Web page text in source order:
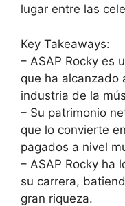
lugar entre las
Key Takeaways:
– ASAP Rocky es
que ha alcanzado
industria de la
– Su patrimonio
que lo convierte
pagados a nivel
– ASAP Rocky ha
su carrera,
gran riqueza.